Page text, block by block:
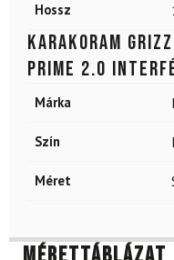
Hossz
KARAKORAM
Prime 2.0
Márka
Szín
Méret